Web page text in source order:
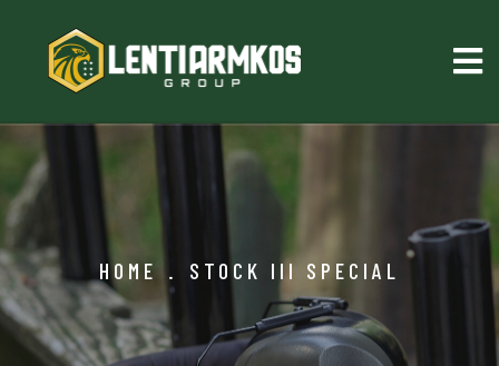
HOME . STOCK III SPECIAL